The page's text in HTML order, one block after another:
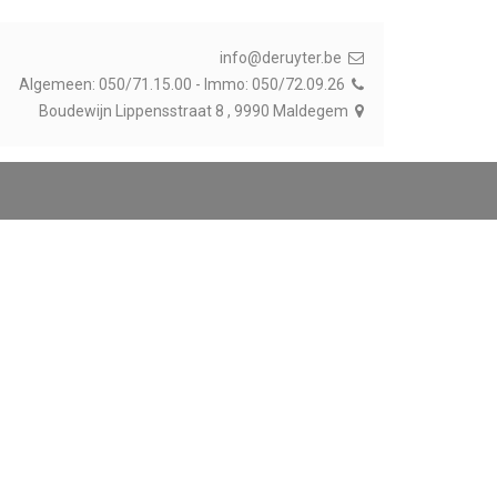
info@deruyter.be
Algemeen: 050/71.15.00 - Immo: 050/72.09.26
Boudewijn Lippensstraat 8 , 9990 Maldegem